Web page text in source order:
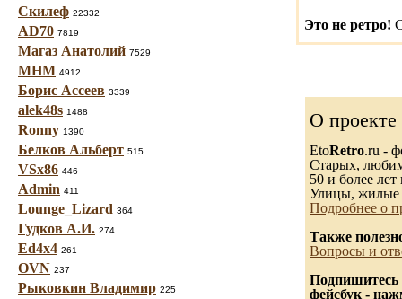
Скилеф 22332
AD70 7819
Магаз Анатолий 7529
МНМ 4912
Борис Ассеев 3339
alek48s 1488
Ronny 1390
Белков Альберт 515
VSx86 446
Admin 411
Lounge_Lizard 364
Гудков А.И. 274
Ed4x4 261
OVN 237
Рыковкин Владимир 225
Это не ретро!
О проекте
EtoRetro.ru -
Старых,
50 и более лет
Улицы, жилые
Подробнее о
Также
Вопросы и
Подпишитесь
фейсбук -